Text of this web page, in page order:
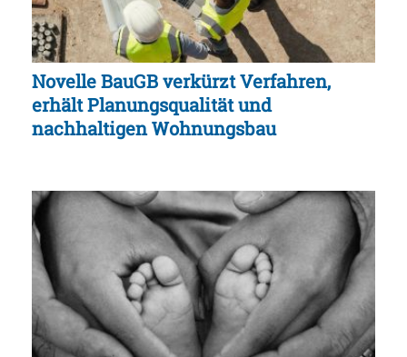
Novelle BauGB verkürzt Verfahren,
erhält Planungsqualität und
nachhaltigen Wohnungsbau